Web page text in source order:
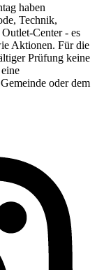
haben
Technik,
Center - es
Aktionen. Für die
Prüfung keine
oder dem